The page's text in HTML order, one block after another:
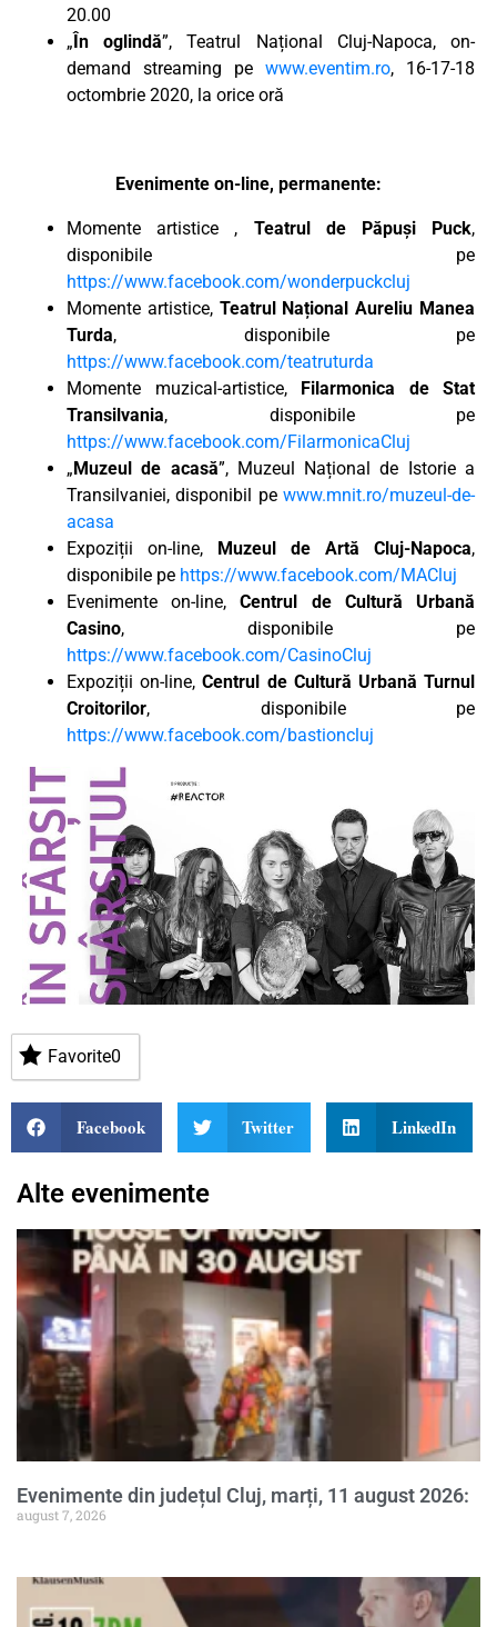
20.00
„În oglindă”, Teatrul Național Cluj-Napoca, on-
demand streaming pe www.eventim.ro, 16-17-18
octombrie 2020, la orice oră
Evenimente on-line, permanente:
Momente artistice , Teatrul de Păpuși Puck,
disponibile pe
https://www.facebook.com/wonderpuckcluj
Momente artistice, Teatrul Național Aureliu Manea
Turda, disponibile pe
https://www.facebook.com/teatruturda
Momente muzical-artistice, Filarmonica de Stat
Transilvania, disponibile pe
https://www.facebook.com/FilarmonicaCluj
„Muzeul de acasă”, Muzeul Național de Istorie a
Transilvaniei, disponibil pe www.mnit.ro/muzeul-de-
acasa
Expoziții on-line, Muzeul de Artă Cluj-Napoca,
disponibile pe https://www.facebook.com/MACluj
Evenimente on-line,Centrul de Cultură Urbană
Casino, disponibile pe
https://www.facebook.com/CasinoCluj
Expoziții on-line,Centrul de Cultură Urbană Turnul
Croitorilor, disponibile pe
https://www.facebook.com/bastioncluj
Favorite0
Facebook Twitter LinkedIn
Alte evenimente
Evenimente din județul Cluj, marți, 11 august 2026:
august 7, 2026